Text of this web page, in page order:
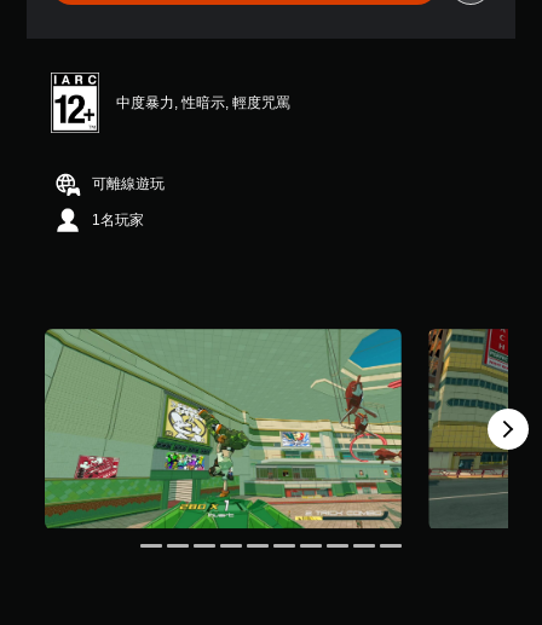
星
分
5
顆
，
共
2
中度暴力, 性暗示, 輕度咒罵
可離線遊玩
1名玩家